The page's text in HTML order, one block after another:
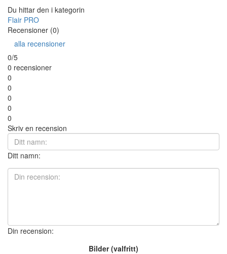
Du hittar den i kategorin
Flair PRO
Recensioner (0)
alla recensioner
0/5
0 recensioner
0
0
0
0
0
Skriv en recension
Ditt namn:
Din recension:
Bilder (valfritt)